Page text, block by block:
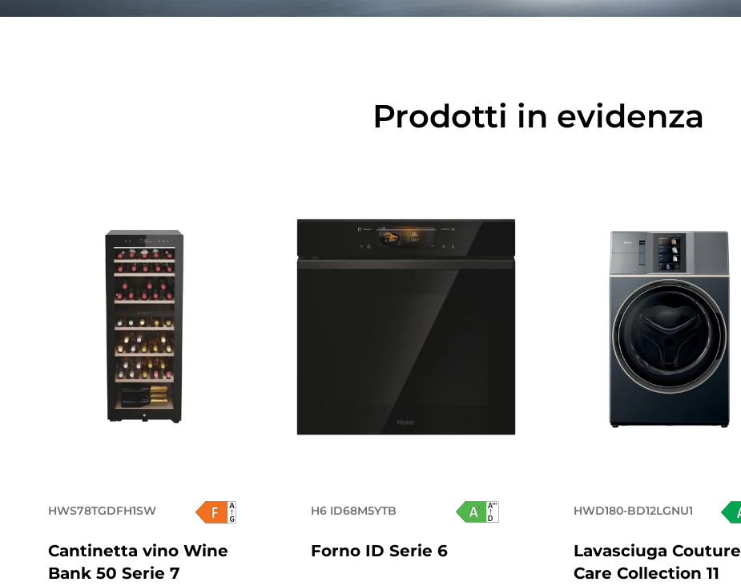
Prodotti in evidenza
HWS78TGDFH1SW
Cantinetta vino Wine
Bank 50 Serie 7
H6 ID68M5YTB
Forno ID Serie 6
HWD180-BD12LGNU1
Lavasciuga Couture
Care Collection 11